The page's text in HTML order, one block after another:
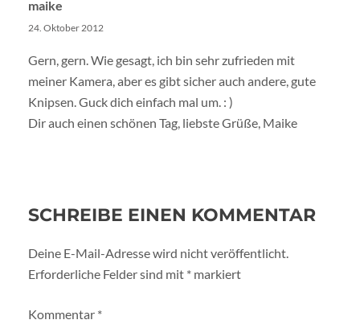
maike
24. Oktober 2012
Gern, gern. Wie gesagt, ich bin sehr zufrieden mit
meiner Kamera, aber es gibt sicher auch andere, gute
Knipsen. Guck dich einfach mal um. : )
Dir auch einen schönen Tag, liebste Grüße, Maike
SCHREIBE EINEN KOMMENTAR
Deine E-Mail-Adresse wird nicht veröffentlicht.
Erforderliche Felder sind mit * markiert
Kommentar *